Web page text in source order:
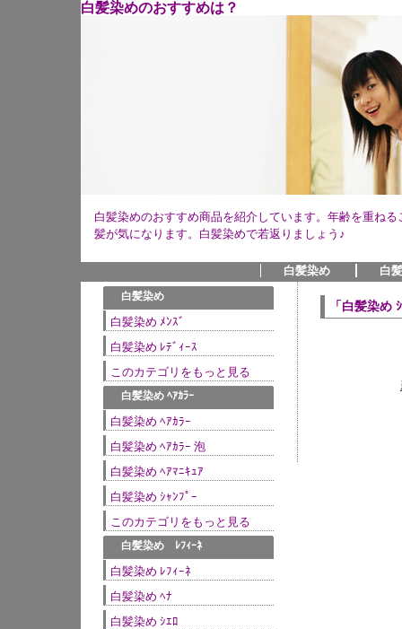
白髪染めのおすすめは？
白髪染めのおすすめ商品を紹介しています。年齢を重ねる
髪が気になります。白髪染めで若返りましょう♪
白髪染め 白
「白髪染め
白髪染め
白髪染め ﾒﾝｽﾞ
白髪染め ﾚﾃﾞｨｰｽ
このカテゴリをもっと見る
●
白髪染め ﾍｱｶﾗｰ
白髪染め ﾍｱｶﾗｰ
白髪染め ﾍｱｶﾗｰ 泡
白髪染め ﾍｱﾏﾆｷｭｱ
白髪染め ｼｬﾝﾌﾟｰ
このカテゴリをもっと見る
●
白髪染め ﾚﾌｨｰﾈ
白髪染め ﾚﾌｨｰﾈ
白髪染め ﾍﾅ
白髪染め ｼｴﾛ